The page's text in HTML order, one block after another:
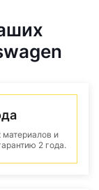
и
2 года.